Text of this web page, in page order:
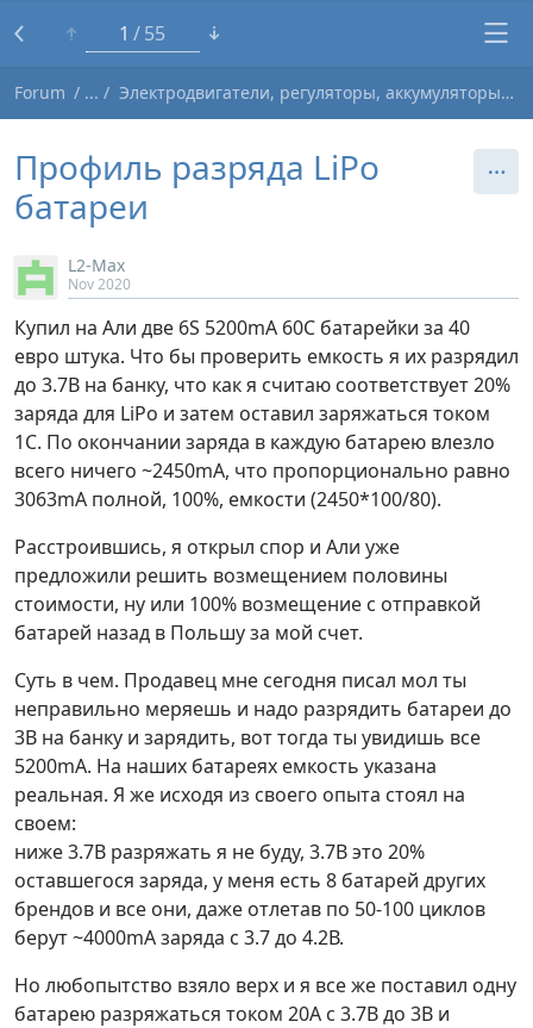
1 55
Forum Электродвигатели, регуляторы, аккумуляторы, зарядники
Профиль разряда LiPo
батареи
L2-Max
Nov 2020
Купил на Али две 6S 5200mA 60C батарейки за 40
евро штука. Что бы проверить емкость я их разрядил
до 3.7В на банку, что как я считаю соответствует 20%
заряда для LiPo и затем оставил заряжаться током
1C. По окончании заряда в каждую батарею влезло
всего ничего ~2450mA, что пропорционально равно
3063mA полной, 100%, емкости (2450*100/80).
Расстроившись, я открыл спор и Али уже
предложили решить возмещением половины
стоимости, ну или 100% возмещение с отправкой
батарей назад в Польшу за мой счет.
Суть в чем. Продавец мне сегодня писал мол ты
неправильно меряешь и надо разрядить батареи до
3В на банку и зарядить, вот тогда ты увидишь все
5200mA. На наших батареях емкость указана
реальная. Я же исходя из своего опыта стоял на
своем:
ниже 3.7В разряжать я не буду, 3.7В это 20%
оставшегося заряда, у меня есть 8 батарей других
брендов и все они, даже отлетав по 50-100 циклов
берут ~4000mA заряда с 3.7 до 4.2В.
Но любопытство взяло верх и я все же поставил одну
батарею разряжаться током 20А с 3.7В до 3В и